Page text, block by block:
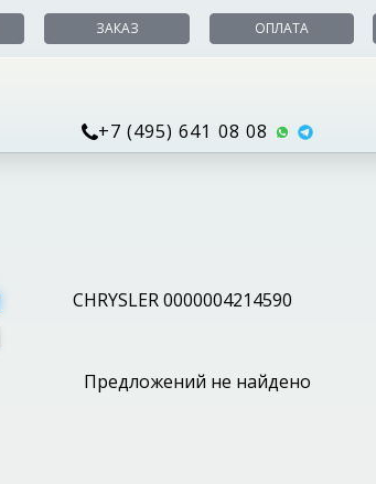
ЗАКАЗ ОПЛАТА
+7 (495) 641 08 08
CHRYSLER 0000004214590
Предложений не найдено